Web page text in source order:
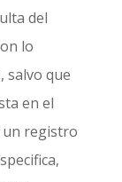
del
lo
salvo que
en el
un registro